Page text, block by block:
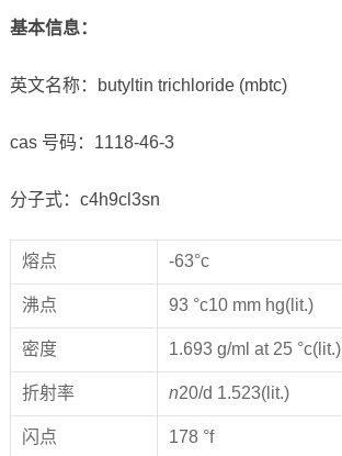
基本信息：
英文名称：butyltin trichloride (mbtc)
cas 号码：1118-46-3
分子式：c4h9cl3sn
熔点 -63°c
沸点 93 °c10 mm hg(lit.)
密度 1.693 g/ml at 25 °c(lit.)
折射率 n20/d 1.523(lit.)
闪点 178 °f